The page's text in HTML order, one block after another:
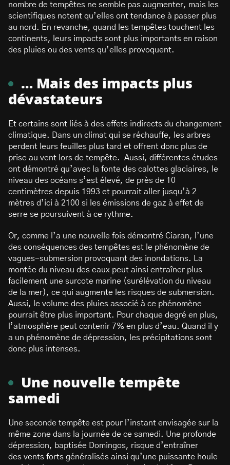
nombre de tempêtes ne semble pas augmenter, mais les
scientifiques notent qu’elles ont tendance à passer plus
au nord. En revanche, quand les tempêtes touchent les
continents, leurs impacts sont plus importants en raison
des pluies ou des vents qu’elles provoquent.
… Mais des impacts plus
dévastateurs
Et certains sont liés à des effets indirects du changement
climatique. Dans un climat qui se réchauffe, les arbres
perdent leurs feuilles plus tard et offrent donc plus de
prise au vent lors de tempête. Aussi, différentes études
ont démontré qu’avec la fonte des calottes glaciaires, le
niveau des océans s’est élevé, de près de 10
centimètres depuis 1993 et pourrait aller jusqu’à 2
mètres d’ici à 2100 si les émissions de gaz à effet de
serre se poursuivent à ce rythme.
Or, comme l’a une nouvelle fois démontré Ciaran, l’une
des conséquences des tempêtes est le phénomène de
vagues-submersion provoquant des inondations. La
montée du niveau des eaux peut ainsi entraîner plus
facilement une surcote marine (surélévation du niveau
de la mer), ce qui augmente les risques de submersion.
Aussi, le volume des pluies associé à ce phénomène
pourrait être plus important. Pour chaque degré en plus,
l’atmosphère peut contenir 7% en plus d’eau. Quand il y
a un phénomène de dépression, les précipitations sont
donc plus intenses.
Une nouvelle tempête
samedi
Une seconde tempête est pour l’instant envisagée sur la
même zone dans la journée de ce samedi. Une profonde
dépression, baptisée Domingos, risque d’entraîner
des vents forts généralisés ainsi qu’une puissante houle